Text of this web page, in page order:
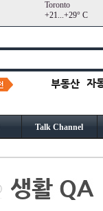
Toronto
+21...+29° C
Talk Channel